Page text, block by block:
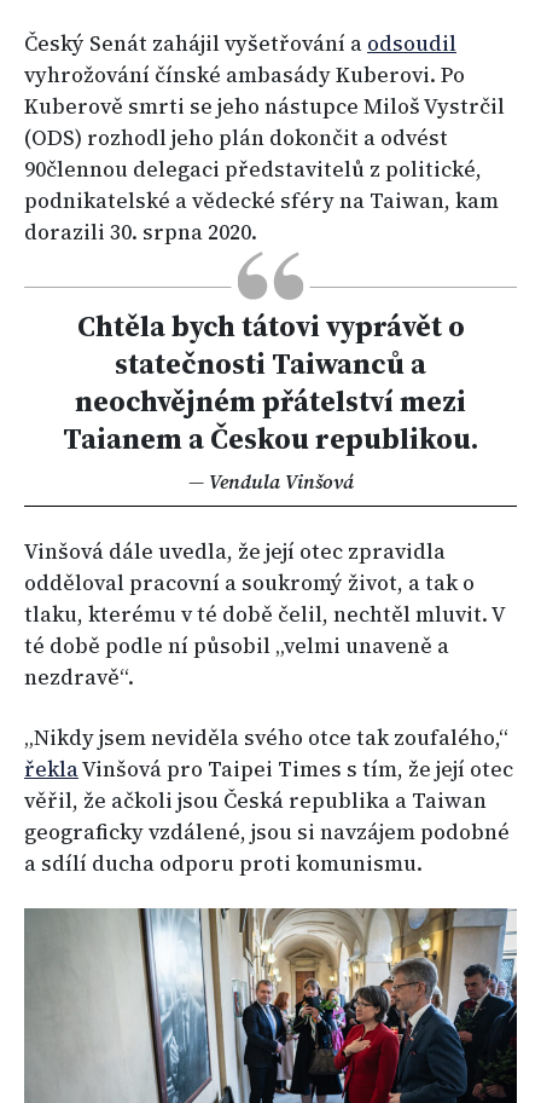
Český Senát zahájil vyšetřování a odsoudil
vyhrožování čínské ambasády Kuberovi. Po
Kuberově smrti se jeho nástupce Miloš Vystrčil
(ODS) rozhodl jeho plán dokončit a odvést
90člennou delegaci představitelů z politické,
podnikatelské a vědecké sféry na Taiwan, kam
dorazili 30. srpna 2020.
Chtěla bych tátovi vyprávět o
statečnosti Taiwanců a
neochvějném přátelství mezi
Taianem a Českou republikou.
— Vendula Vinšová
Vinšová dále uvedla, že její otec zpravidla
odděloval pracovní a soukromý život, a tak o
tlaku, kterému v té době čelil, nechtěl mluvit. V
té době podle ní působil „velmi unaveně a
nezdravě“.
„Nikdy jsem neviděla svého otce tak zoufalého,“
řeklaVinšová pro Taipei Times s tím, že její otec
věřil, že ačkoli jsou Česká republika a Taiwan
geograficky vzdálené, jsou si navzájem podobné
a sdílí ducha odporu proti komunismu.